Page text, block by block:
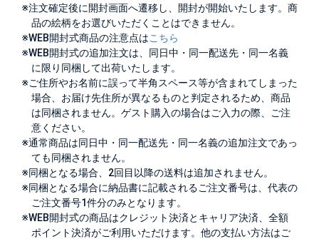
※注文確定後に開封画面へ遷移し、開封が開始いたします。商
品の絵柄をお選びいただくことはできません。
※WEB開封式商品の注意点はこちら
※WEB開封式の追加注文は、同日中・同一配送先・同一名義
に限り同梱して出荷いたします。
※ご住所やお名前に誤って半角スペース等が含まれてしまった
場合、お届け先住所が異なるものと判定されるため、商品
は同梱されません。ゲスト購入の場合はご入力の際、ご注
意ください。
※通常商品は同日中・同一配送先・同一名義の追加注文であっ
ても同梱されません。
※同梱となる場合、2回目以降の送料は追加されません。
※同梱となる場合に納品書に記載されるご注文番号は、代表の
ご注文番号1件分のみとなります。
※WEB開封式の商品はクレジット決済とキャリア決済、全額
ポイント決済がご利用いただけます。他の支払い方法はご